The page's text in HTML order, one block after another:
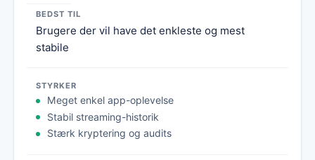
Brugere der vil have det enkleste og mest
stabile
Meget enkel app-oplevelse
Stabil streaming-historik
Stærk kryptering og audits